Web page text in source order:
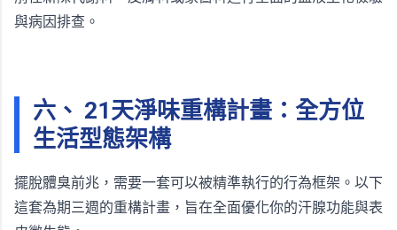
與病因排查。
六、 21天淨味重構計畫：全方位
生活型態架構
擺脫體臭前兆，需要一套可以被精準執行的行為框架。以下
這套為期三週的重構計畫，旨在全面優化你的汗腺功能與表